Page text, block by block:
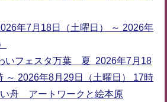
年7月18日（土曜日） ～ 2026年
いフェスタ万葉 夏 2026年7月18
～ 2026年8月29日（土曜日） 17時
舟 アートワークと絵本原